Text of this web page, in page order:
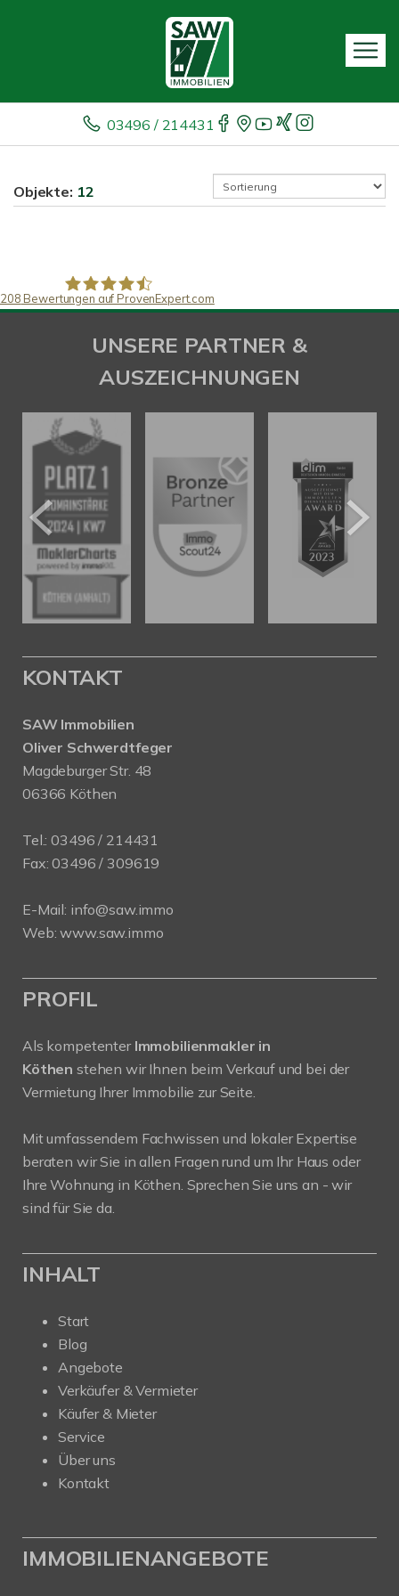
03496 / 214431
Objekte: 12
SAW Immobilien
208 Bewertungen auf ProvenExpert.com
UNSERE PARTNER &
AUSZEICHNUNGEN
KONTAKT
SAW Immobilien
Oliver Schwerdtfeger
Magdeburger Str. 48
06366 Köthen
Tel.:03496 / 214431
Fax: 03496 / 309619
E-Mail: info@saw.immo
Web:www.saw.immo
PROFIL
Als kompetenter Immobilienmakler in
Köthen stehen wir Ihnen beim Verkauf und bei der
Vermietung Ihrer Immobilie zur Seite.
Mit umfassendem Fachwissen und lokaler Expertise
beraten wir Sie in allen Fragen rund um Ihr Haus oder
Ihre Wohnung in Köthen. Sprechen Sie uns an - wir
sind für Sie da.
INHALT
Start
Blog
Angebote
Verkäufer & Vermieter
Käufer & Mieter
Service
Über uns
Kontakt
IMMOBILIENANGEBOTE